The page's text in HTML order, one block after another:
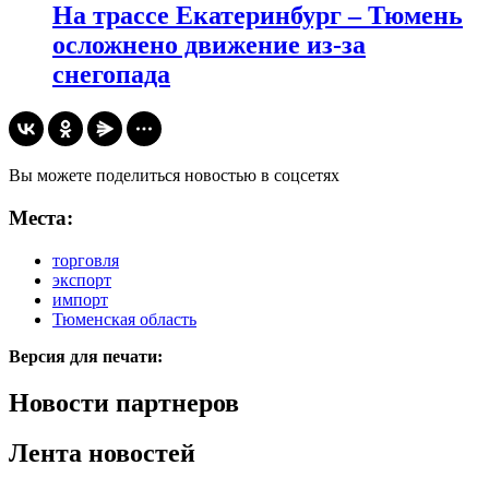
На трассе Екатеринбург – Тюмень
осложнено движение из-за
снегопада
Вы можете поделиться новостью в соцсетях
Места:
торговля
экспорт
импорт
Тюменская область
Версия для печати:
Новости партнеров
Лента новостей